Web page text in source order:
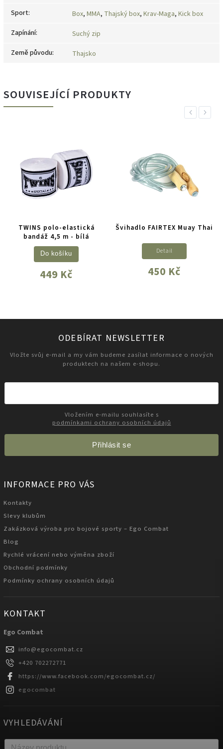
Sport: Box, MMA, Thajský box, Krav-Maga, Kick box
Zapínání:
Suchý zip
Země původu: Thajsko
SOUVISEJÍCÍ PRODUKTY
Previous
TWINS polo-elastická
bandáž 4,5 m - bílá
449 Kč
Do košíku
Švihadlo FAIRTEX Muay Thai
450 Kč
Detail
Next
ODEBÍRAT NEWSLETTER
Vložte svůj e-mail a my vám budeme zasílat informace o nových
produktech na našem e-shopu.
podmínkami ochrany osobních údajů
Přihlásit se
INFORMACE PRO VÁS
Kontakty
Slevy klubům
Zakázková výroba pro bojové sporty – Ego Combat
Blog
Rychlé vrácení nebo výměna zboží
Obchodní podmínky
Podmínky ochrany osobních údajů
KONTAKT
Ego Combat
info@egocombat.cz
+420 702272771
https://www.facebook.com/egocombat.cz/
egocombat
VYHLEDÁVÁNÍ